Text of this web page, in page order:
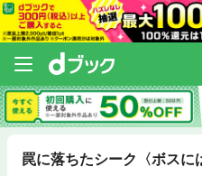
罠に落ちたシーク〈ボス